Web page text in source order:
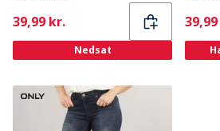
Current
39,99 kr.
Nedsat